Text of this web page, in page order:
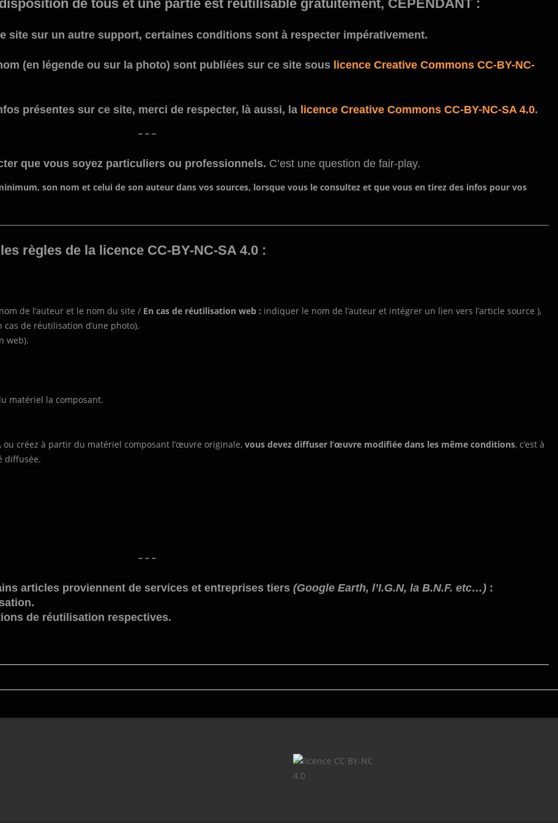
de tous et une partie est réutilisable gratuitement, CEPENDANT :
site sur un autre support, certaines conditions sont à respecter impérativement.
(en légende ou sur la photo) sont publiées sur ce site sous licence Creative Commons CC-BY-NC-
présentes sur ce site, merci de respecter, là aussi, la licence Creative Commons CC-BY-NC-SA 4.0.
– – –
que vous soyez particuliers ou professionnels. C’est une question de fair-play.
son nom et celui de son auteur dans vos sources, lorsque vous le consultez et que vous en tirez des infos pour vos
règles de la licence CC-BY-NC-SA 4.0 :
de l’auteur et le nom du site / En cas de réutilisation web : indiquer le nom de l’auteur et intégrer un lien vers l’article source ),
de réutilisation d’une photo),
web).
matériel la composant.
créez à partir du matériel composant l’œuvre originale, vous devez diffuser l’œuvre modifiée dans les même conditions, c’est à
diffusée.
– – –
articles proviennent de services et entreprises tiers (Google Earth, l’I.G.N, la B.N.F. etc…) :
de réutilisation respectives.